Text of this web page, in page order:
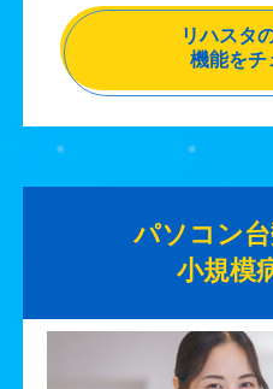
リハスタ
機能をチ
パソコン
小規模